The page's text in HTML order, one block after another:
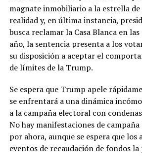
magnate inmobiliario a la estrella
realidad y, en última instancia,
busca reclamar la Casa Blanca en
año, la sentencia presenta a los
su disposición a aceptar el
de límites de la Trump.
Se espera que Trump apele
se enfrentará a una dinámica
a la campaña electoral con
No hay manifestaciones de
por ahora, aunque se espera que los
eventos de recaudación de fondos la